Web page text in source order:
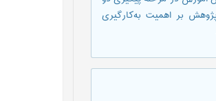
بر اهمیت به‌کارگیری